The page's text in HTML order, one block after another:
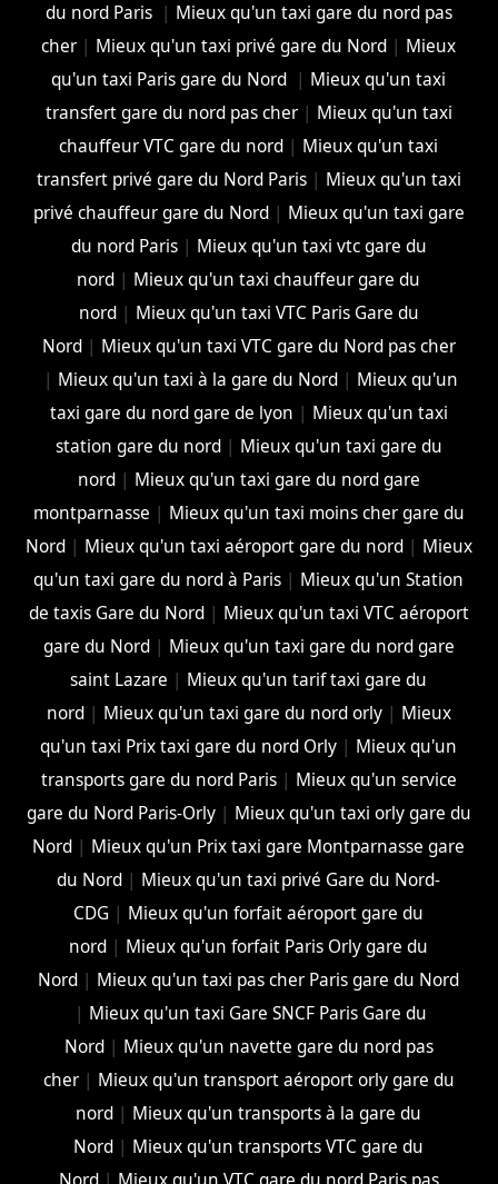
du nord Paris | Mieux qu'un taxi gare du nord pas
cher | Mieux qu'un taxi privé gare du Nord | Mieux
qu'un taxi Paris gare du Nord | Mieux qu'un taxi
transfert gare du nord pas cher| Mieux qu'un taxi
chauffeur VTC gare du nord | Mieux qu'un taxi
transfert privé gare du Nord Paris| Mieux qu'un taxi
privé chauffeur gare du Nord| Mieux qu'un taxi gare
du nord Paris| Mieux qu'un taxi vtc gare du
nord | Mieux qu'un taxi chauffeur gare du
nord| Mieux qu'un taxi VTC Paris Gare du
Nord| Mieux qu'un taxi VTC gare du Nord pas cher
| Mieux qu'un taxi à la gare du Nord | Mieux qu'un
taxi gare du nord gare de lyon | Mieux qu'un taxi
station gare du nord| Mieux qu'un taxi gare du
nord| Mieux qu'un taxi gare du nord gare
montparnasse | Mieux qu'un taxi moins cher gare du
Nord| Mieux qu'un taxi aéroport gare du nord| Mieux
qu'un taxi gare du nord à Paris | Mieux qu'un Station
de taxis Gare du Nord| Mieux qu'un taxi VTC aéroport
gare du Nord| Mieux qu'un taxi gare du nord gare
saint Lazare | Mieux qu'un tarif taxi gare du
nord| Mieux qu'un taxi gare du nord orly| Mieux
qu'un taxi Prix taxi gare du nord Orly | Mieux qu'un
transports gare du nord Paris| Mieux qu'un service
gare du Nord Paris-Orly| Mieux qu'un taxi orly gare du
Nord | Mieux qu'un Prix taxi gare Montparnasse gare
du Nord | Mieux qu'un taxi privé Gare du Nord-
CDG | Mieux qu'un forfait aéroport gare du
nord | Mieux qu'un forfait Paris Orly gare du
Nord | Mieux qu'un taxi pas cher Paris gare du Nord
| Mieux qu'un taxi Gare SNCF Paris Gare du
Nord| Mieux qu'un navette gare du nord pas
cher| Mieux qu'un transport aéroport orly gare du
nord | Mieux qu'un transports à la gare du
Nord | Mieux qu'un transports VTC gare du